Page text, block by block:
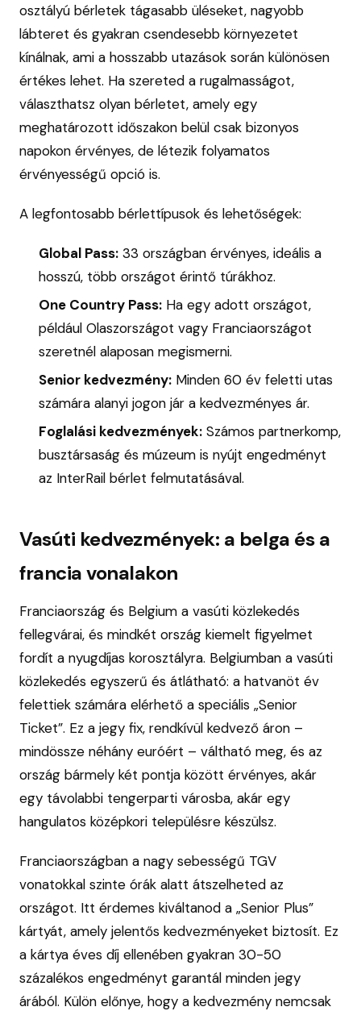
osztályú bérletek tágasabb üléseket, nagyobb
lábteret és gyakran csendesebb környezetet
kínálnak, ami a hosszabb utazások során különösen
értékes lehet. Ha szereted a rugalmasságot,
választhatsz olyan bérletet, amely egy
meghatározott időszakon belül csak bizonyos
napokon érvényes, de létezik folyamatos
érvényességű opció is.
A legfontosabb bérlettípusok és lehetőségek:
Global Pass: 33 országban érvényes, ideális a
hosszú, több országot érintő túrákhoz.
One Country Pass: Ha egy adott országot,
például Olaszországot vagy Franciaországot
szeretnél alaposan megismerni.
Senior kedvezmény: Minden 60 év feletti utas
számára alanyi jogon jár a kedvezményes ár.
Foglalási kedvezmények: Számos partnerkomp,
busztársaság és múzeum is nyújt engedményt
az InterRail bérlet felmutatásával.
Vasúti kedvezmények: a belga és a
francia vonalakon
Franciaország és Belgium a vasúti közlekedés
fellegvárai, és mindkét ország kiemelt figyelmet
fordít a nyugdíjas korosztályra. Belgiumban a vasúti
közlekedés egyszerű és átlátható: a hatvanöt év
felettiek számára elérhető a speciális „Senior
Ticket”. Ez a jegy fix, rendkívül kedvező áron –
mindössze néhány euróért – váltható meg, és az
ország bármely két pontja között érvényes, akár
egy távolabbi tengerparti városba, akár egy
hangulatos középkori településre készülsz.
Franciaországban a nagy sebességű TGV
vonatokkal szinte órák alatt átszelheted az
országot. Itt érdemes kiváltanod a „Senior Plus”
kártyát, amely jelentős kedvezményeket biztosít. Ez
a kártya éves díj ellenében gyakran 30-50
százalékos engedményt garantál minden jegy
árából. Külön előnye, hogy a kedvezmény nemcsak